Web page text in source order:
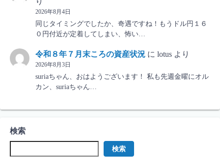
2026年8月4日
同じタイミングでしたか、奇遇ですね！もうドル円１６
０円付近が定着してしまい、怖い…
令和８年７月末ころの資産状況 に lotus より
2026年8月3日
suriaちゃん、おはようございます！ 私も先週金曜にオル
カン、suriaちゃん…
検索
検索